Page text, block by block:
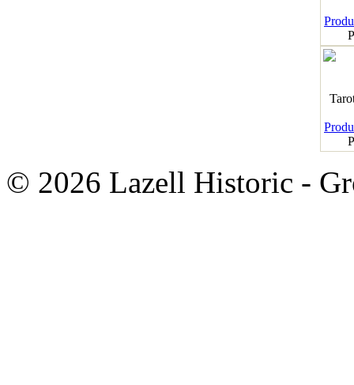
© 2026 Lazell Historic -